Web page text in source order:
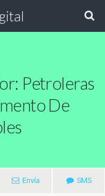
Petroleras
De
Envía SMS